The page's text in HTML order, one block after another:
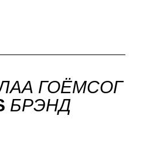
ГОЁМСОГ
БРЭНД